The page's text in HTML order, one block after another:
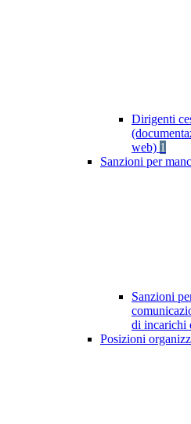
Dirigenti
web) 1
Sanzioni per
Sanzioni
di incarichi
Posizioni